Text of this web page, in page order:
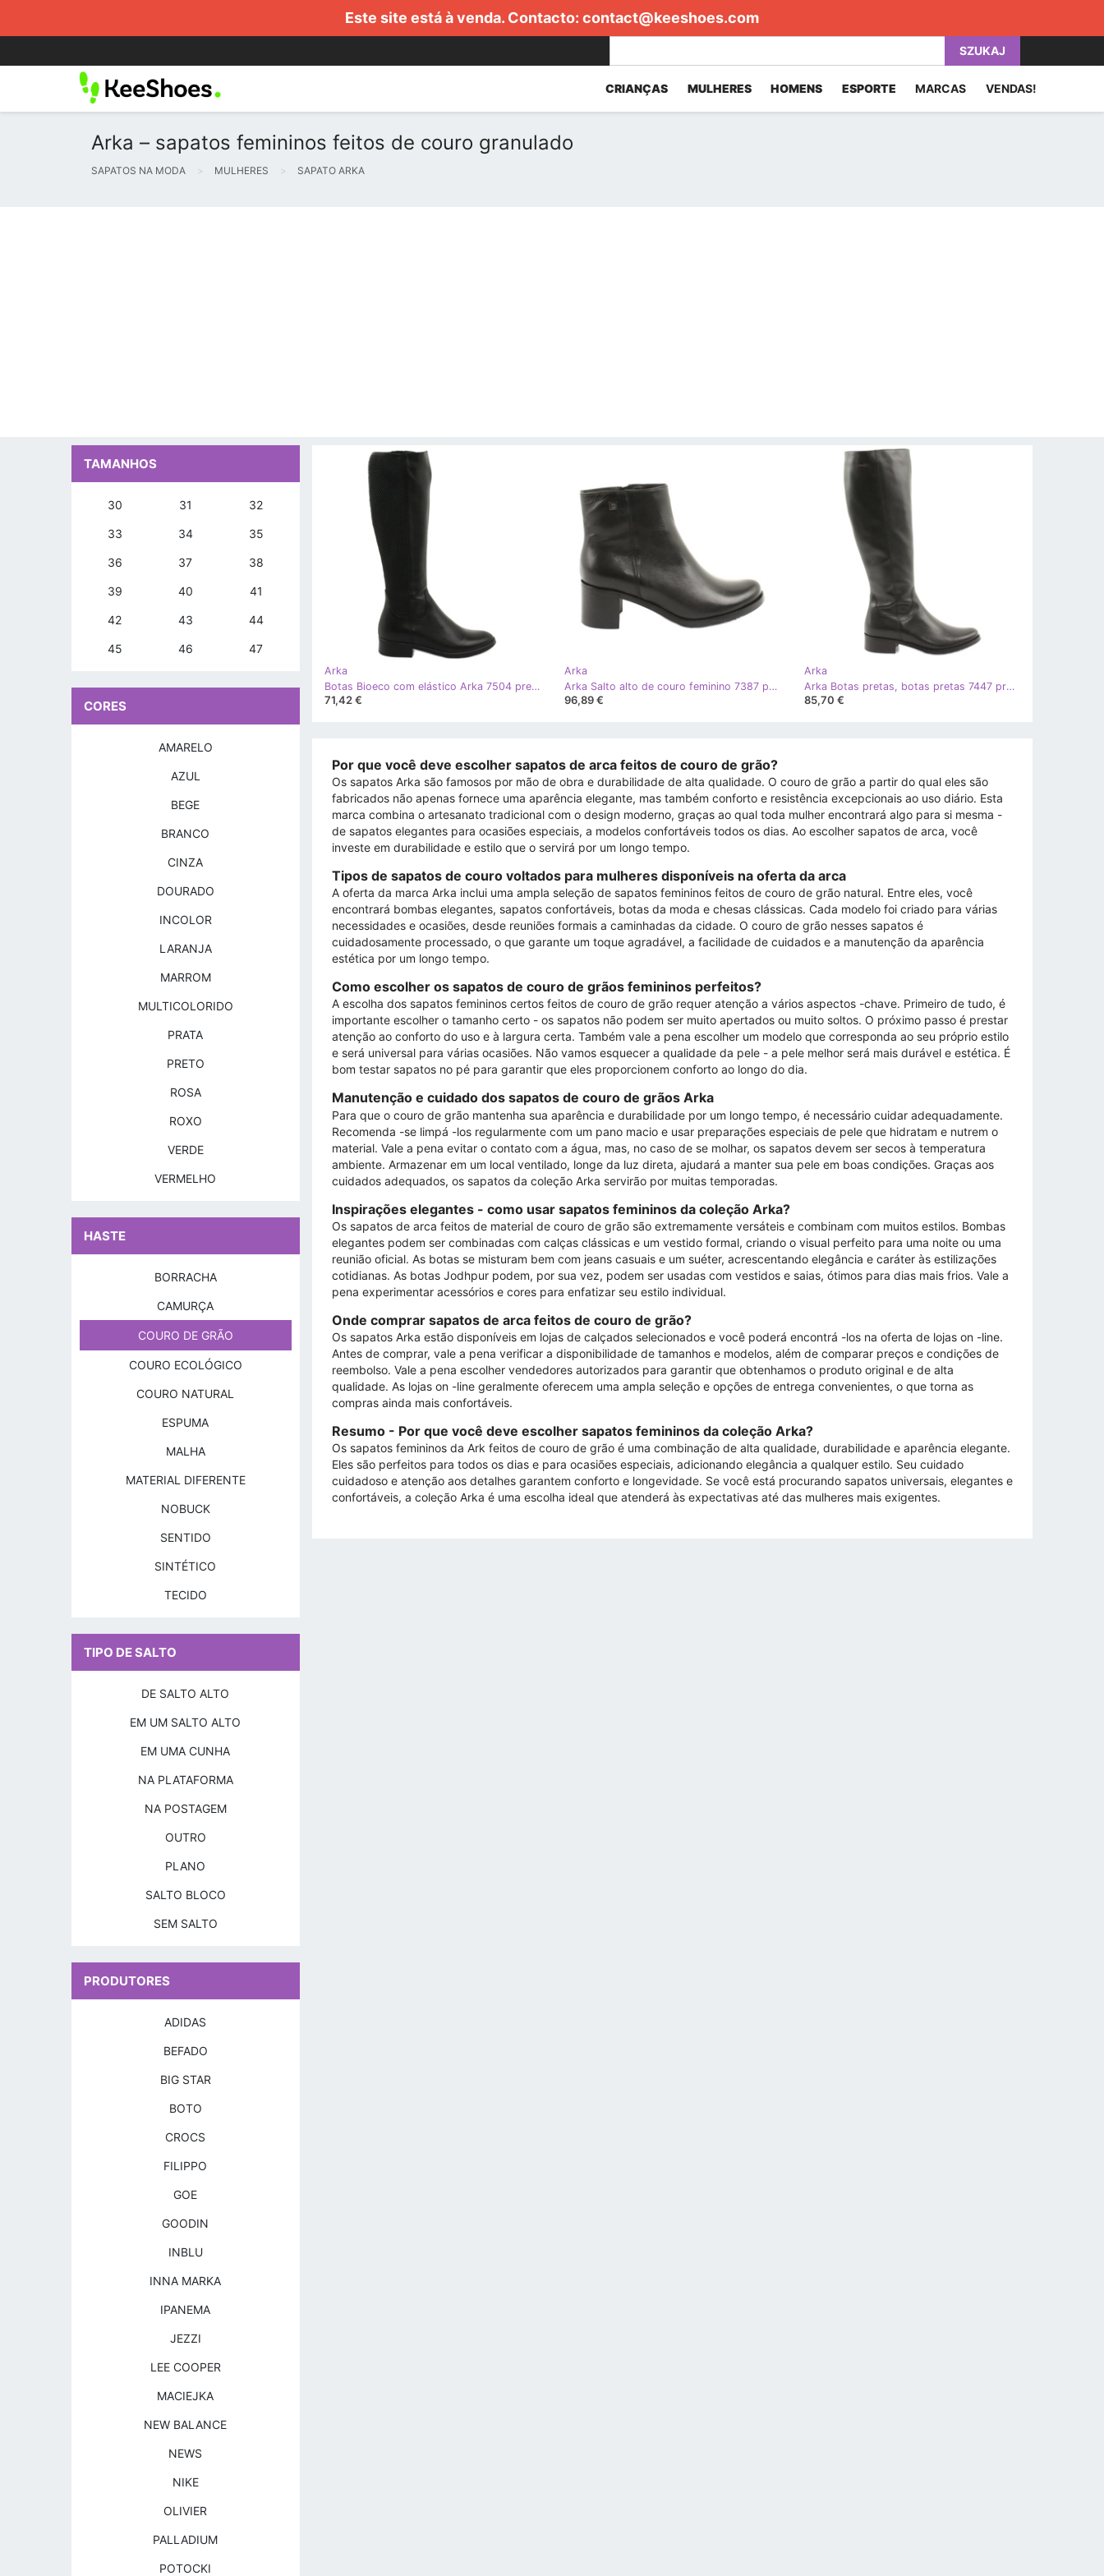
Este site está à venda. Contacto: contact@keeshoes.com
SZUKAJ
CRIANÇAS MULHERES HOMENS ESPORTE MARCAS VENDAS!
Arka – sapatos femininos feitos de couro granulado
SAPATOS NA MODA MULHERES SAPATO ARKA
Arka
Botas Bioeco com elástico Arka 7504 preto
71,42 €
Arka
Arka Salto alto de couro feminino 7387 preto
96,89 €
Arka
Arka Botas pretas, botas pretas 7447 preto
85,70 €
Por que você deve escolher sapatos de arca feitos de couro de grão?
Os sapatos Arka são famosos por mão de obra e durabilidade de alta qualidade. O couro de grão a partir do qual eles são
fabricados não apenas fornece uma aparência elegante, mas também conforto e resistência excepcionais ao uso diário. Esta
marca combina o artesanato tradicional com o design moderno, graças ao qual toda mulher encontrará algo para si mesma -
de sapatos elegantes para ocasiões especiais, a modelos confortáveis ​​todos os dias. Ao escolher sapatos de arca, você
investe em durabilidade e estilo que o servirá por um longo tempo.
Tipos de sapatos de couro voltados para mulheres disponíveis na oferta da arca
A oferta da marca Arka inclui uma ampla seleção de sapatos femininos feitos de couro de grão natural. Entre eles, você
encontrará bombas elegantes, sapatos confortáveis, botas da moda e chesas clássicas. Cada modelo foi criado para várias
necessidades e ocasiões, desde reuniões formais a caminhadas da cidade. O couro de grão nesses sapatos é
cuidadosamente processado, o que garante um toque agradável, a facilidade de cuidados e a manutenção da aparência
estética por um longo tempo.
Como escolher os sapatos de couro de grãos femininos perfeitos?
A escolha dos sapatos femininos certos feitos de couro de grão requer atenção a vários aspectos -chave. Primeiro de tudo, é
importante escolher o tamanho certo - os sapatos não podem ser muito apertados ou muito soltos. O próximo passo é prestar
atenção ao conforto do uso e à largura certa. Também vale a pena escolher um modelo que corresponda ao seu próprio estilo
e será universal para várias ocasiões. Não vamos esquecer a qualidade da pele - a pele melhor será mais durável e estética. É
bom testar sapatos no pé para garantir que eles proporcionem conforto ao longo do dia.
Manutenção e cuidado dos sapatos de couro de grãos Arka
Para que o couro de grão mantenha sua aparência e durabilidade por um longo tempo, é necessário cuidar adequadamente.
Recomenda -se limpá -los regularmente com um pano macio e usar preparações especiais de pele que hidratam e nutrem o
material. Vale a pena evitar o contato com a água, mas, no caso de se molhar, os sapatos devem ser secos à temperatura
ambiente. Armazenar em um local ventilado, longe da luz direta, ajudará a manter sua pele em boas condições. Graças aos
cuidados adequados, os sapatos da coleção Arka servirão por muitas temporadas.
Inspirações elegantes - como usar sapatos femininos da coleção Arka?
Os sapatos de arca feitos de material de couro de grão são extremamente versáteis e combinam com muitos estilos. Bombas
elegantes podem ser combinadas com calças clássicas e um vestido formal, criando o visual perfeito para uma noite ou uma
reunião oficial. As botas se misturam bem com jeans casuais e um suéter, acrescentando elegância e caráter às estilizações
cotidianas. As botas Jodhpur podem, por sua vez, podem ser usadas com vestidos e saias, ótimos para dias mais frios. Vale a
pena experimentar acessórios e cores para enfatizar seu estilo individual.
Onde comprar sapatos de arca feitos de couro de grão?
Os sapatos Arka estão disponíveis em lojas de calçados selecionados e você poderá encontrá -los na oferta de lojas on -line.
Antes de comprar, vale a pena verificar a disponibilidade de tamanhos e modelos, além de comparar preços e condições de
reembolso. Vale a pena escolher vendedores autorizados para garantir que obtenhamos o produto original e de alta
qualidade. As lojas on -line geralmente oferecem uma ampla seleção e opções de entrega convenientes, o que torna as
compras ainda mais confortáveis.
Resumo - Por que você deve escolher sapatos femininos da coleção Arka?
Os sapatos femininos da Ark feitos de couro de grão é uma combinação de alta qualidade, durabilidade e aparência elegante.
Eles são perfeitos para todos os dias e para ocasiões especiais, adicionando elegância a qualquer estilo. Seu cuidado
cuidadoso e atenção aos detalhes garantem conforto e longevidade. Se você está procurando sapatos universais, elegantes e
confortáveis, a coleção Arka é uma escolha ideal que atenderá às expectativas até das mulheres mais exigentes.
TAMANHOS
30 31 32
33 34 35
36 37 38
39 40 41
42 43 44
45 46 47
CORES
AMARELO
AZUL
BEGE
BRANCO
CINZA
DOURADO
INCOLOR
LARANJA
MARROM
MULTICOLORIDO
PRATA
PRETO
ROSA
ROXO
VERDE
VERMELHO
HASTE
BORRACHA
CAMURÇA
COURO DE GRÃO
COURO ECOLÓGICO
COURO NATURAL
ESPUMA
MALHA
MATERIAL DIFERENTE
NOBUCK
SENTIDO
SINTÉTICO
TECIDO
TIPO DE SALTO
DE SALTO ALTO
EM UM SALTO ALTO
EM UMA CUNHA
NA PLATAFORMA
NA POSTAGEM
OUTRO
PLANO
SALTO BLOCO
SEM SALTO
PRODUTORES
ADIDAS
BEFADO
BIG STAR
BOTO
CROCS
FILIPPO
GOE
GOODIN
INBLU
INNA MARKA
IPANEMA
JEZZI
LEE COOPER
MACIEJKA
NEW BALANCE
NEWS
NIKE
OLIVIER
PALLADIUM
POTOCKI